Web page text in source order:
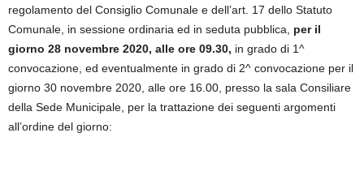
regolamento del Consiglio Comunale e dell’art. 17 dello Statuto
Comunale, in sessione ordinaria ed in seduta pubblica, per il
giorno 28 novembre 2020, alle ore 09.30, in grado di 1^
convocazione, ed eventualmente in grado di 2^ convocazione per il
giorno 30 novembre 2020, alle ore 16.00, presso la sala Consiliare
della Sede Municipale, per la trattazione dei seguenti argomenti
all’ordine del giorno: